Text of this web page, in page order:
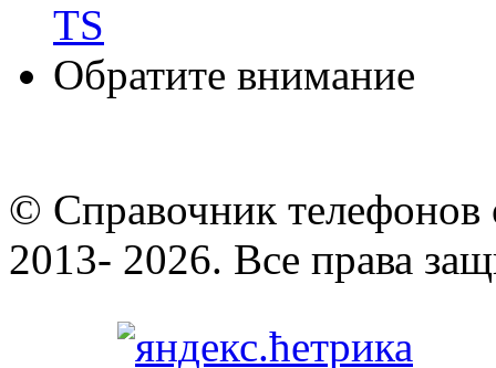
TS
Обратите внимание
© Cправочник телефонов
2013- 2026. Все права